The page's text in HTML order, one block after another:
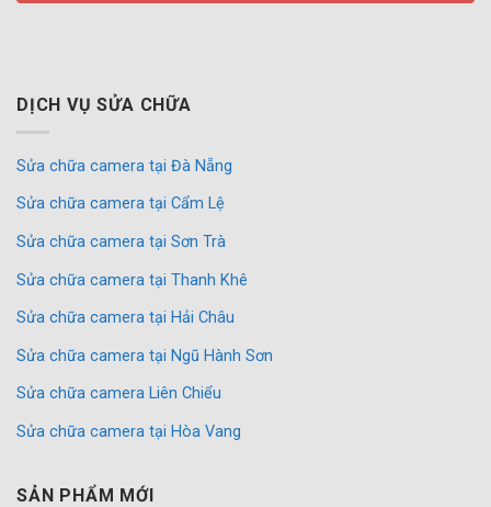
DỊCH VỤ SỬA CHỮA
Sửa chữa camera tại Đà Nẵng
Sửa chữa camera tại Cẩm Lệ
Sửa chữa camera tại Sơn Trà
Sửa chữa camera tại Thanh Khê
Sửa chữa camera tại Hải Châu
Sửa chữa camera tại Ngũ Hành Sơn
Sửa chữa camera Liên Chiểu
Sửa chữa camera tại Hòa Vang
SẢN PHẨM MỚI